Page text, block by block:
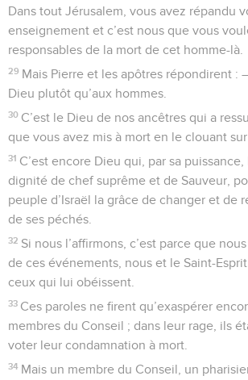
Dans tout Jérusalem, vous avez répandu
enseignement et c’est nous que vous
responsables de la mort de cet homme-là.
29 Mais Pierre et les apôtres répondirent :
Dieu plutôt qu’aux hommes.
30 C’est le Dieu de nos ancêtres qui a
que vous avez mis à mort en le clouant sur
31 C’est encore Dieu qui, par sa puissance,
dignité de chef suprême et de Sauveur,
peuple d’Israël la grâce de changer et de
de ses péchés.
32 Si nous l’affirmons, c’est parce que
de ces événements, nous et le Saint-
ceux qui lui obéissent.
33 Ces paroles ne firent qu’exaspérer
membres du Conseil ; dans leur rage, ils
voter leur condamnation à mort.
34 Mais un membre du Conseil, un